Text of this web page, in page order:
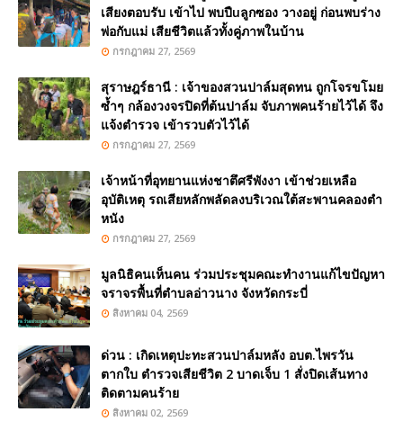
เสียงตอบรับ เข้าไป พบปืuลูกซอง วางอยู่ ก่อนพบร่าง
พ่อกับแม่ เสียชีวิตแล้วทั้งคู่ภาพในบ้าน
กรกฎาคม 27, 2569
สุราษฎร์ธานี : เจ้าของสวนปาล์มสุดทน ถูกโจรขโมย
ซ้ำๆ กล้องวงจรปิดที่ต้นปาล์ม จับภาพคนร้ายไว้ได้ จึง
แจ้งตำรวจ เข้ารวบตัวไว้ได้
กรกฎาคม 27, 2569
เจ้าหน้าที่อุทยานแห่งชาตึศรีพังงา เข้าช่วยเหลือ
อุบัติเหตุ รถเสียหลักพลัดลงบริเวณใต้สะพานคลองตำ
หนัง
กรกฎาคม 27, 2569
มูลนิธิคนเห็นคน ร่วมประชุมคณะทำงานแก้ไขปัญหา
จราจรพื้นที่ตำบลอ่าวนาง จังหวัดกระบี่
สิงหาคม 04, 2569
ด่วน : เกิดเหตุปะทะสวนปาล์มหลัง อบต.ไพรวัน
ตากใบ ตำรวจเสียชีวิต 2 บาดเจ็บ 1 สั่งปิดเส้นทาง
ติดตามคนร้าย
สิงหาคม 02, 2569